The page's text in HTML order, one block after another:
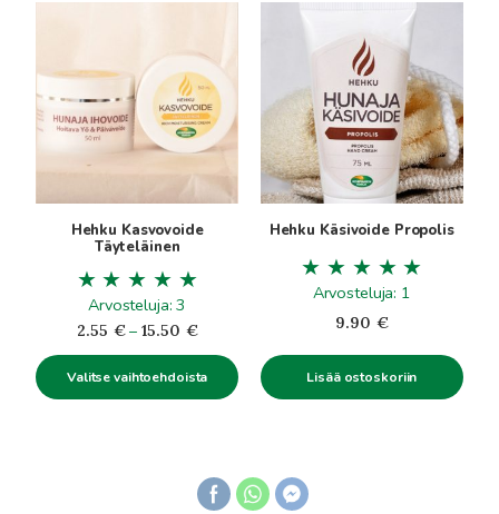
Hehku Kasvovoide
Täyteläinen
Arvosteluja: 3
2.55 € – 15.50 €Hintaluokka:
2.55€
-
Valitse vaihtoehdoista
useampi
muunnelma.
Hehku Käsivoide Propolis
Arvosteluja: 1
9.90 €
Lisää ostoskoriin